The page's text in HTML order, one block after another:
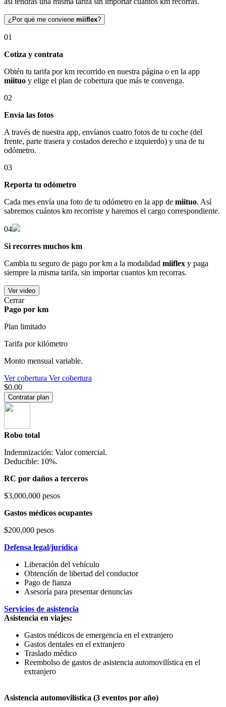
¿Por qué me conviene miiflex?
01
Cotiza y contrata
Obtén tu tarifa por km recorrido en nuestra página o en la app
miituo y elige el plan de cobertura que más te convenga.
02
Envía las fotos
A través de nuestra app, envíanos cuatro fotos de tu coche (del
frente, parte trasera y costados derecho e izquierdo) y una de tu
odómetro.
03
Reporta tu odómetro
Cada mes envía una foto de tu odómetro en la app de miituo. Así
sabremos cuántos km recorriste y haremos el cargo correspondiente.
04
Si recorres muchos km
Cambia tu seguro de pago por km a la modalidad miiflex y paga
siempre la misma tarifa, sin importar cuantos km recorras.
Ver video
Cerrar
Pago por km
Plan limitado
Tarifa por kilómetro
Monto mensual variable.
Ver cobertura Ver cobertura
$0.00
Contratar plan
Robo total
Indemnización: Valor comercial.
Deducible: 10%.
RC por daños a terceros
$3,000,000 pesos
Gastos médicos ocupantes
$200,000 pesos
Defensa legal/jurídica
Liberación del vehículo
Obtención de libertad del conductor
Pago de fianza
Asesoría para presentar denuncias
Servicios de asistencia
Asistencia en viajes:
Gastos médicos de emergencia en el extranjero
Gastos dentales en el extranjero
Traslado médico
Reembolso de gastos de asistencia automovilística en el
extranjero
Asistencia automovilística (3 eventos por año)